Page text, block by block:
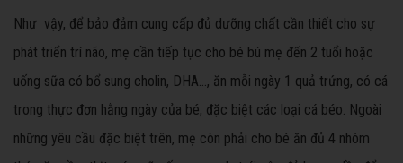
Như vậy, để bảo đảm cung cấp đủ dưỡng chất cần thiết cho sự
phát triển trí não, mẹ cần tiếp tục cho bé bú mẹ đến 2 tuổi hoặc
uống sữa có bổ sung cholin, DHA…, ăn mỗi ngày 1 quả trứng, có cá
trong thực đơn hằng ngày của bé, đặc biệt các loại cá béo. Ngoài
những yêu cầu đặc biệt trên, mẹ còn phải cho bé ăn đủ 4 nhóm